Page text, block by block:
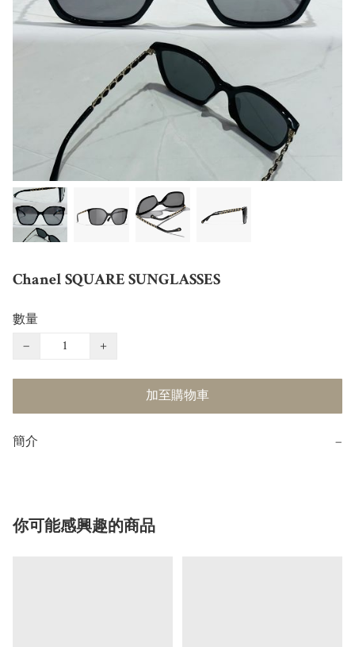
Chanel SQUARE SUNGLASSES
數量
−
+
加至購物車
簡介 −
你可能感興趣的商品